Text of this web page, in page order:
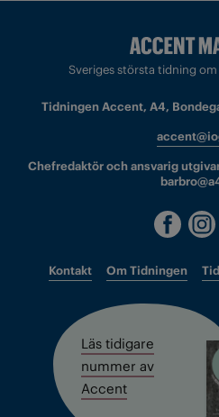
Sveriges största tidning
Tidningen Accent, A4,
Chefredaktör och ansvarig
Kontakt Om Tidningen
Läs tidigare
nummer av
Accent